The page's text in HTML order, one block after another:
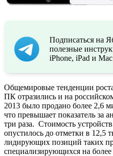
Подписаться на
полезные
iPhone, iPad и Mac
Общемировые тенденции
ПК отразились и на
2013 было продано более 2,6
что превышает показатель за
три раза. Стоимость
опустилось до отметки в 12,5
лидирующих позиций таких
специализирующихся на